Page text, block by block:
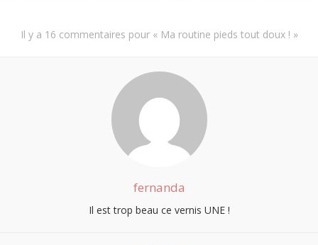
Il y a 16 commentaires pour « Ma routine pieds tout doux ! »
fernanda
Il est trop beau ce vernis UNE !